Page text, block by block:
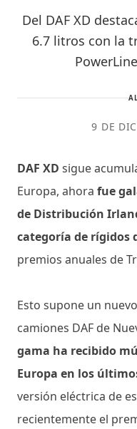
Del DAF XD
6.7 litros con la
9 DE
DAF XD sigue
Europa, ahora fue
de Distribución
categoría de rígidos
premios anuales de
Esto supone un
camiones DAF de
gama ha recibido
Europa en los
versión eléctrica de
recientemente el